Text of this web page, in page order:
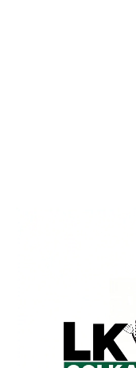
Golkar
Read Time 2 mins